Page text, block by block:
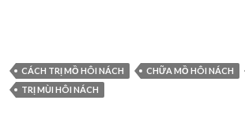
CÁCH TRỊ MỒ HÔI NÁCH CHỮA MỒ HÔI NÁCH
TRỊ MÙI HÔI NÁCH